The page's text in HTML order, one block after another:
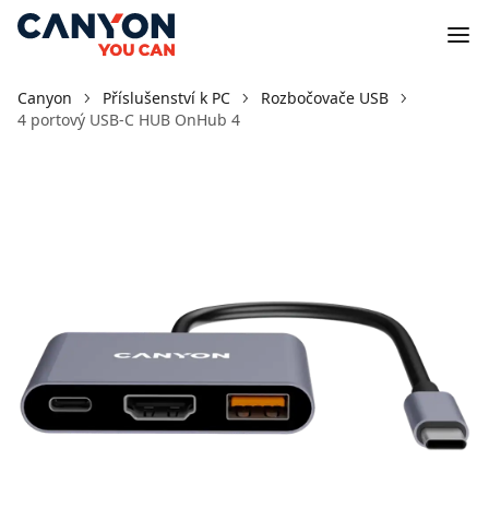
Canyon Příslušenství k PC
Rozbočovače USB
4 portový USB-C HUB OnHub 4